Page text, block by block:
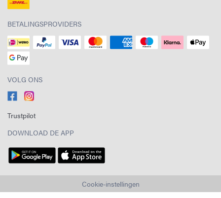
BETALINGSPROVIDERS
VOLG ONS
Trustpilot
DOWNLOAD DE APP
Cookie-instellingen